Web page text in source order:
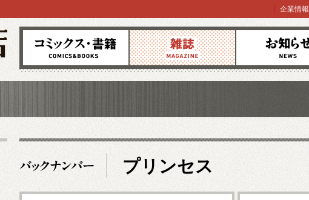
コミックス 雑誌 お知らせ
企業情報
プリンセス